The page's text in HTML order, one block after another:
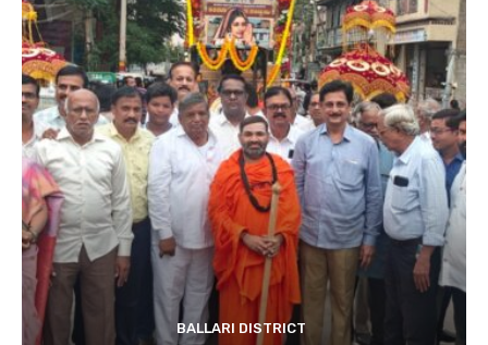
BALLARI DISTRICT